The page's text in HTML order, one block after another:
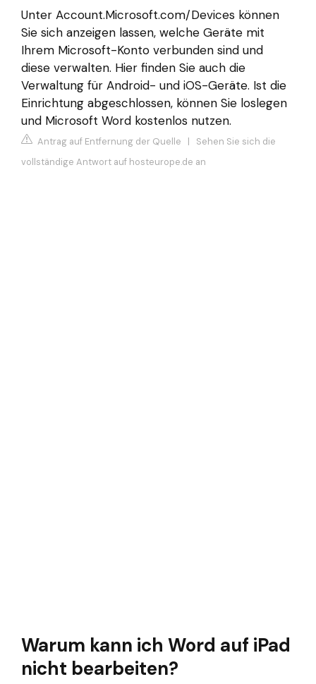
Unter Account.Microsoft.com/Devices können
Sie sich anzeigen lassen, welche Geräte mit
Ihrem Microsoft-Konto verbunden sind und
diese verwalten. Hier finden Sie auch die
Verwaltung für Android- und iOS-Geräte. Ist die
Einrichtung abgeschlossen, können Sie loslegen
und Microsoft Word kostenlos nutzen.
Antrag auf Entfernung der Quelle | Sehen Sie sich die
vollständige Antwort auf hosteurope.de an
Warum kann ich Word auf iPad
nicht bearbeiten?